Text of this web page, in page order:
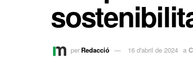
per Redacció 16 d'abril de 2024 a